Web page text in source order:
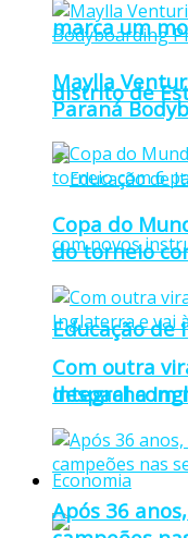
marca um
distrito de
Educação
integral com
Economia
Maylla
Paraná
Copa do
do torneio
Com outra
despacha
Após 36